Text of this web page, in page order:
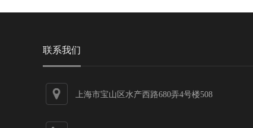
联系我们
上海市宝山区水产西路680弄4号楼508